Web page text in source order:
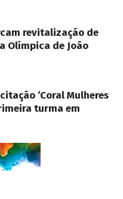
revitalização de
Olímpica de João
‘Coral Mulheres
turma em